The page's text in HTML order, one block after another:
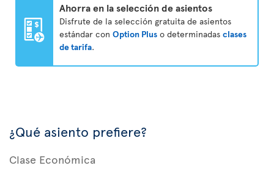
Ahorra en la selección de asientos
Disfrute de la selección gratuita de asientos
estándar con Option Plus o determinadas clases
de tarifa.
¿Qué asiento prefiere?
Clase Económica